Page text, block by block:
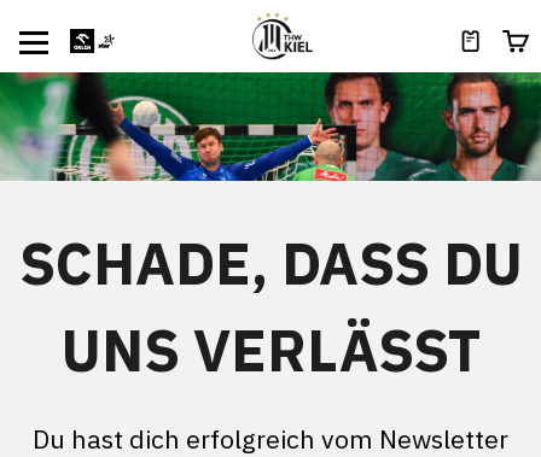
SCHADE, DASS DU
UNS VERLÄSST
Du hast dich erfolgreich vom Newsletter